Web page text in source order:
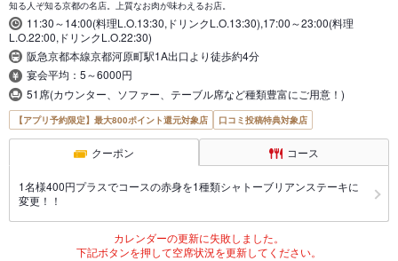
知る人ぞ知る京都の名店。上質なお肉が味わえるお店。
11:30～14:00(料理L.O.13:30,ドリンクL.O.13:30),17:00～23:00(料理
L.O.22:00,ドリンクL.O.22:30)
阪急京都本線京都河原町駅1A出口より徒歩約4分
宴会平均：5～6000円
51席(カウンター、ソファー、テーブル席など種類豊富にご用意！)
【アプリ予約限定】最大800ポイント還元対象店 口コミ投稿特典対象店
クーポン コース
1名様400円プラスでコースの赤身を1種類シャトーブリアンステーキに
変更！！
カレンダーの更新に失敗しました。
下記ボタンを押して空席状況を更新してください。